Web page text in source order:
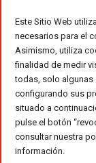
Este Sitio Web
necesarios para el
Asimismo, utiliza
finalidad de medir
todas, solo algunas
configurando sus
situado a
pulse el botón
consultar nuestra
información.